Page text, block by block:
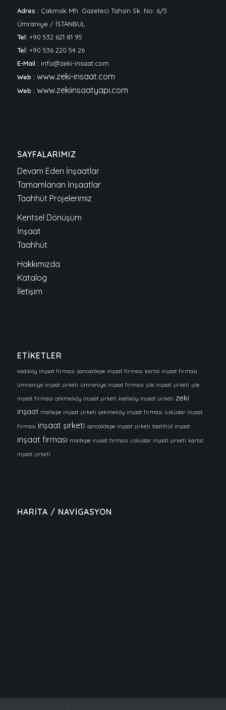
Adres : Çakmak Mh. Gazeteci Tahsin Sk. No: 6/5
Ümraniye / İSTANBUL
Tel: +90 532 621 81 95
Tel: +90 536 220 54 26
E-Mail : info@zeki-insaat.com
Web : www.zeki-insaat.com
Web : www.zekiinsaatyapi.com
SAYFALARIMIZ
Devam Eden İnşaatlar
Tamamlanan İnşaatlar
Taahhüt Projelerimiz
Kentsel Dönüşüm
İnşaat
Taahhüt
Hakkımızda
Katalog
İletişim
ETİKETLER
kadıköy inşaat firması sancaktepe inşaat firması kartal inşaat firması
ümraniye inşaat şirketi ümraniye inşaat firması şile inşaat şirketi şile
inşaat firması çekmeköy inşaat şirketi kadıköy inşaat şirketi zeki
inşaat maltepe inşaat şirketi çekmeköy inşaat firması üsküdar inşaat
firması inşaat şirketi sancaktepe inşaat şirketi taahhüt inşaat
inşaat firması maltepe inşaat firması üsküdar inşaat şirketi kartal
inşaat şirketi
HARİTA / NAVİGASYON